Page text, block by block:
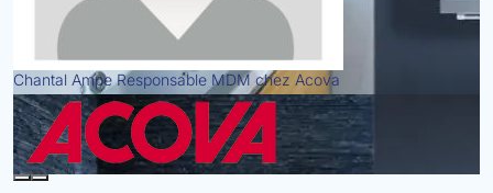
Chantal Ampe Responsable MDM chez Acova